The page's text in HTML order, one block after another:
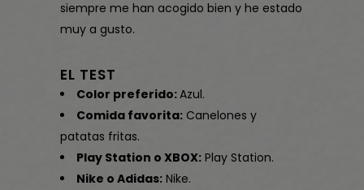
siempre me han acogido bien y he estado
muy a gusto.
EL TEST
Color preferido:Azul.
Comida favorita: Canelones y
patatas fritas.
Play Station o XBOX: Play Station.
Nike o Adidas: Nike.